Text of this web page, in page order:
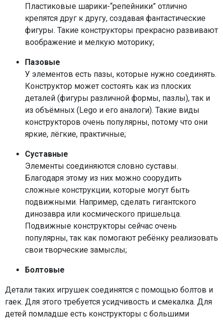
Пластиковые шарики-“репейники” отлично
крепятся друг к другу, создавая фантастические
фигуры. Такие конструкторы прекрасно развивают
воображение и мелкую моторику;
Пазовые
У элементов есть пазы, которые нужно соединять.
Конструктор может состоять как из плоских
деталей (фигуры различной формы, пазлы), так и
из объёмных (Lego и его аналоги). Такие виды
конструкторов очень популярны, потому что они
яркие, лёгкие, практичные;
Суставные
Элементы соединяются словно суставы.
Благодаря этому из них можно соорудить
сложные конструкции, которые могут быть
подвижными. Например, сделать гигантского
динозавра или космического пришельца.
Подвижные конструкторы сейчас очень
популярны, так как помогают ребёнку реализовать
свои творческие замыслы;
Болтовые
Детали таких игрушек соединятся с помощью болтов и
гаек. Для этого требуется усидчивость и смекалка. Для
детей помладше есть конструкторы с большими